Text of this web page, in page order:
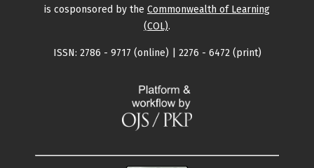
is cosponsored by the Commonwealth of Learning
(COL).
ISSN: 2786 - 9717 (online) | 2276 - 6472 (print)